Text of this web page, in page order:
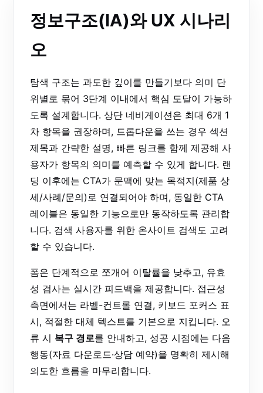
정보구조(IA)와 UX 시나리
오
탐색 구조는 과도한 깊이를 만들기보다 의미 단
위별로 묶어 3단계 이내에서 핵심 도달이 가능하
도록 설계합니다. 상단 네비게이션은 최대 6개 1
차 항목을 권장하며, 드롭다운을 쓰는 경우 섹션
제목과 간략한 설명, 빠른 링크를 함께 제공해 사
용자가 항목의 의미를 예측할 수 있게 합니다. 랜
딩 이후에는 CTA가 문맥에 맞는 목적지(제품 상
세/사례/문의)로 연결되어야 하며, 동일한 CTA
레이블은 동일한 기능으로만 동작하도록 관리합
니다. 검색 사용자를 위한 온사이트 검색도 고려
할 수 있습니다.
폼은 단계적으로 쪼개어 이탈률을 낮추고, 유효
성 검사는 실시간 피드백을 제공합니다. 접근성
측면에서는 라벨-컨트롤 연결, 키보드 포커스 표
시, 적절한 대체 텍스트를 기본으로 지킵니다. 오
류 시 복구 경로를 안내하고, 성공 시점에는 다음
행동(자료 다운로드·상담 예약)을 명확히 제시해
의도한 흐름을 마무리합니다.